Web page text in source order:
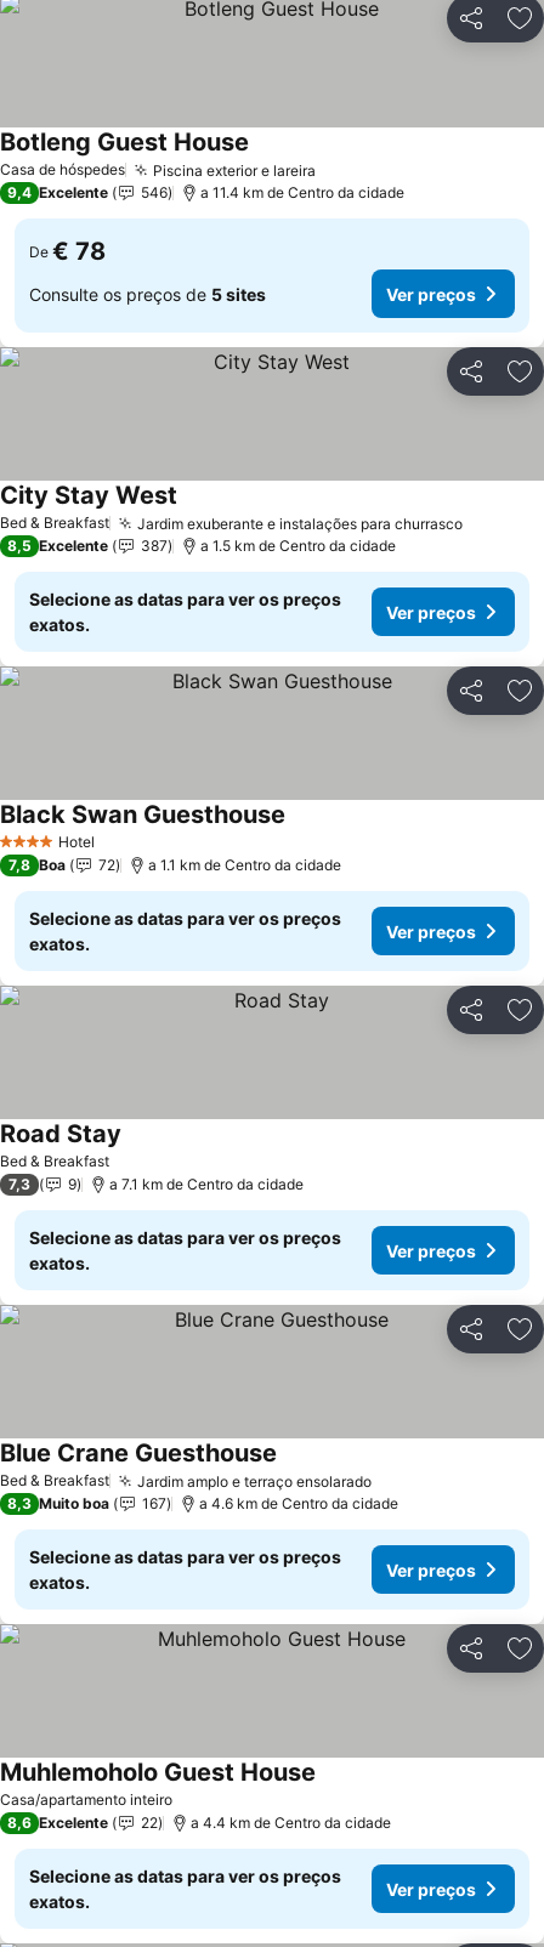
Partilhar
Casa de hóspedes Piscina exterior e lareira
Botleng Guest House
9,4 Excelente 546 a 11.4 km de Centro da cidade
De € 78
Consulte os preços de 5 sites Ver preços
Partilhar
Bed & Breakfast Jardim exuberante e instalações para churrasco
City Stay West
8,5 Excelente 387 a 1.5 km de Centro da cidade
Selecione as datas para ver os preços
exatos.
Ver preços
Partilhar
4 EstrelasHotel
Black Swan Guesthouse
7,8 Boa 72 a 1.1 km de Centro da cidade
Selecione as datas para ver os preços
exatos.
Ver preços
Partilhar
Bed & Breakfast
Road Stay
7,3 9 a 7.1 km de Centro da cidade
Selecione as datas para ver os preços
exatos.
Ver preços
Partilhar
Bed & Breakfast Jardim amplo e terraço ensolarado
Blue Crane Guesthouse
8,3 Muito boa 167 a 4.6 km de Centro da cidade
Selecione as datas para ver os preços
exatos.
Ver preços
Partilhar
Casa/apartamento inteiro
Muhlemoholo Guest House
8,6 Excelente 22 a 4.4 km de Centro da cidade
Selecione as datas para ver os preços
exatos.
Ver preços